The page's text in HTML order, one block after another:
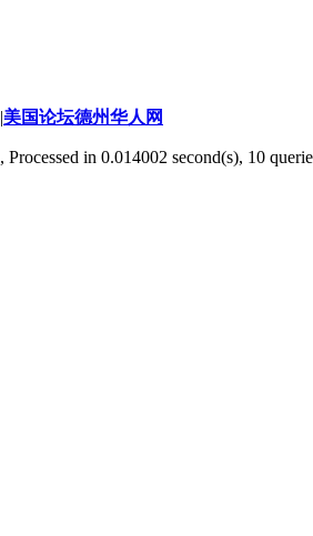
|美国论坛德州华人网
, Processed in 0.014002 second(s), 10